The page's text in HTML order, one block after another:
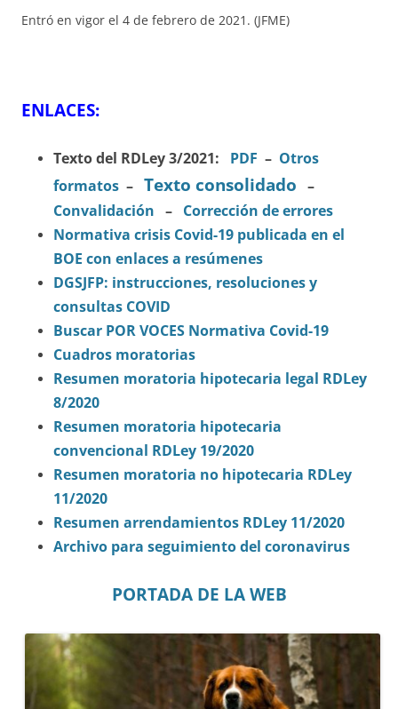
Entró en vigor el 4 de febrero de 2021. (JFME)
ENLACES:
Texto del RDLey 3/2021: PDF – Otros
formatos – Texto consolidado –
Convalidación – Corrección de errores
Normativa crisis Covid-19 publicada en el
BOE con enlaces a resúmenes
DGSJFP: instrucciones, resoluciones y
consultas COVID
Buscar POR VOCES Normativa Covid-19
Cuadros moratorias
Resumen moratoria hipotecaria legal RDLey
8/2020
Resumen moratoria hipotecaria
convencional RDLey 19/2020
Resumen moratoria no hipotecaria RDLey
11/2020
Resumen arrendamientos RDLey 11/2020
Archivo para seguimiento del coronavirus
PORTADA DE LA WEB